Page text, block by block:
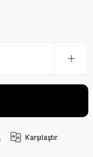
Karşılaştır